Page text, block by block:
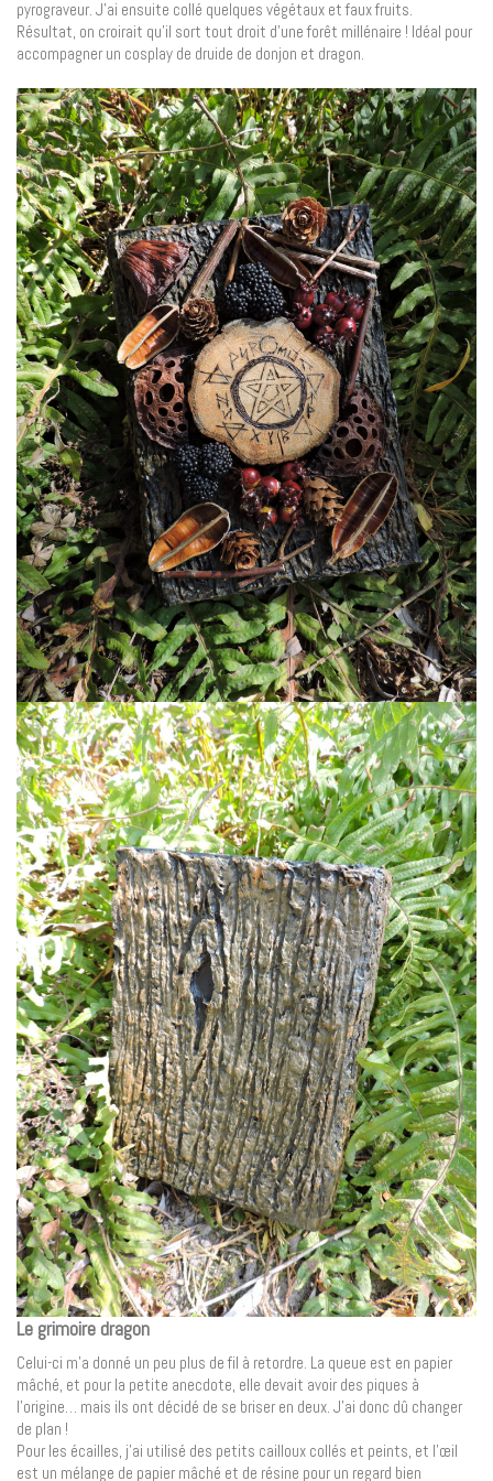
pyrograveur. J’ai ensuite collé quelques végétaux et faux fruits.
Résultat, on croirait qu’il sort tout droit d’une forêt millénaire ! Idéal pour
accompagner un cosplay de druide de donjon et dragon.
Le grimoire dragon
Celui-ci m’a donné un peu plus de fil à retordre. La queue est en papier
mâché, et pour la petite anecdote, elle devait avoir des piques à
l’origine… mais ils ont décidé de se briser en deux. J’ai donc dû changer
de plan !
Pour les écailles, j’ai utilisé des petits cailloux collés et peints, et l’œil
est un mélange de papier mâché et de résine pour un regard bien